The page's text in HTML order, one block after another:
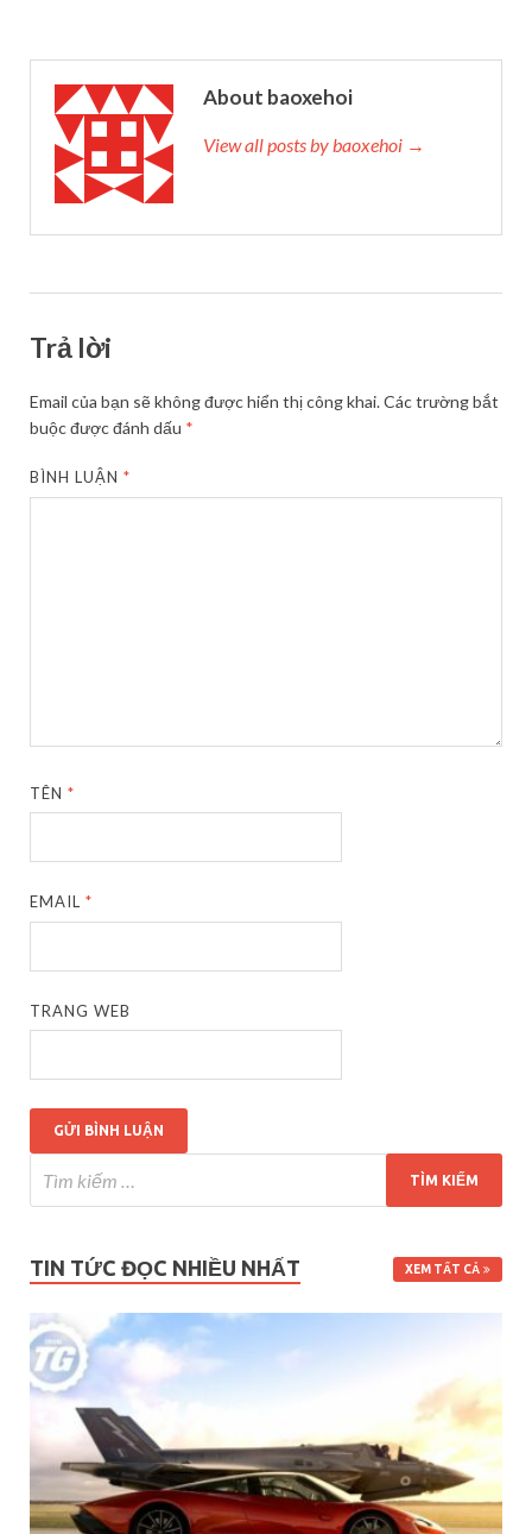
About baoxehoi
View all posts by baoxehoi →
Trả lời
Email của bạn sẽ không được hiển thị công khai.Các trường bắt
buộc được đánh dấu *
BÌNH LUẬN*
TÊN*
EMAIL*
TRANG WEB
TIN TỨC ĐỌC NHIỀU NHẤT XEM TẤT CẢ